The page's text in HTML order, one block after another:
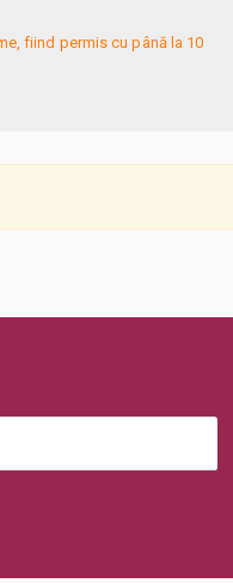
fiind permis cu până la 10